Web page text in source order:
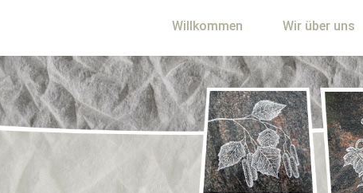
Willkommen Wir über uns